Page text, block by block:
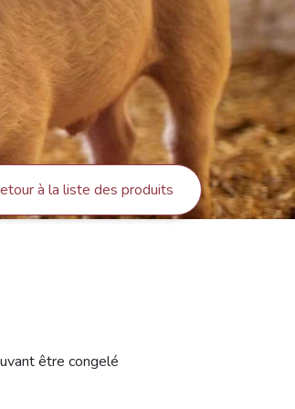
à la liste des produits
être congelé